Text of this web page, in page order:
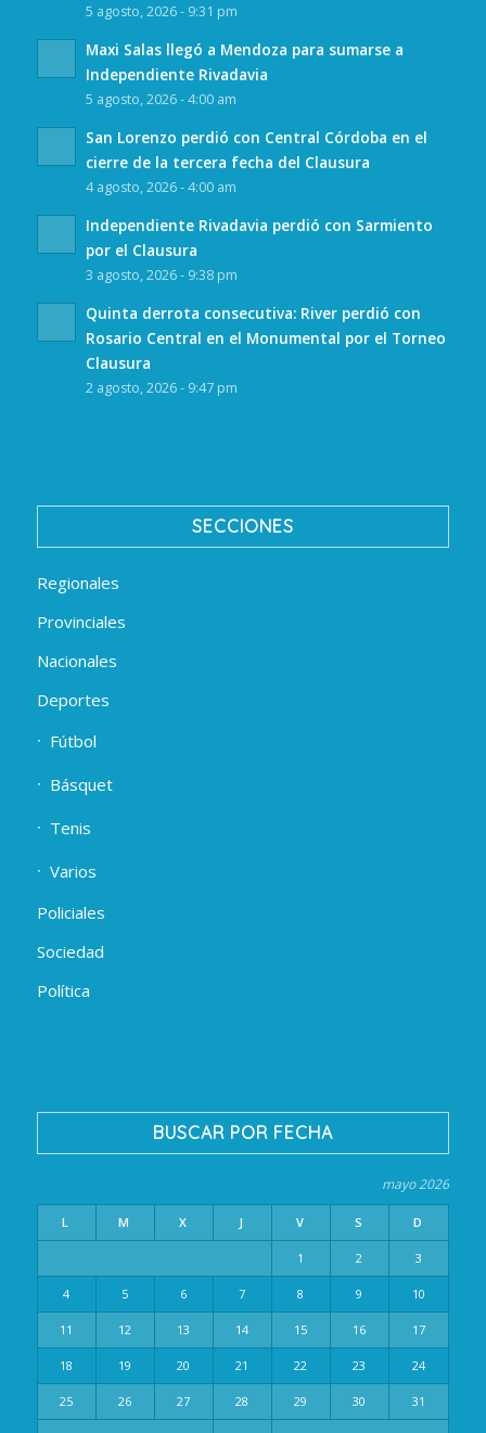
5 agosto, 2026 - 9:31 pm
Maxi Salas llegó a Mendoza para sumarse a
Independiente Rivadavia
5 agosto, 2026 - 4:00 am
San Lorenzo perdió con Central Córdoba en el
cierre de la tercera fecha del Clausura
4 agosto, 2026 - 4:00 am
Independiente Rivadavia perdió con Sarmiento
por el Clausura
3 agosto, 2026 - 9:38 pm
Quinta derrota consecutiva: River perdió con
Rosario Central en el Monumental por el Torneo
Clausura
2 agosto, 2026 - 9:47 pm
SECCIONES
Regionales
Provinciales
Nacionales
Deportes
Fútbol
Básquet
Tenis
Varios
Policiales
Sociedad
Política
BUSCAR POR FECHA
mayo 2026
L M X J V S D
1 2 3
4 5 6 7 8 9 10
11 12 13 14 15 16 17
18 19 20 21 22 23 24
25 26 27 28 29 30 31